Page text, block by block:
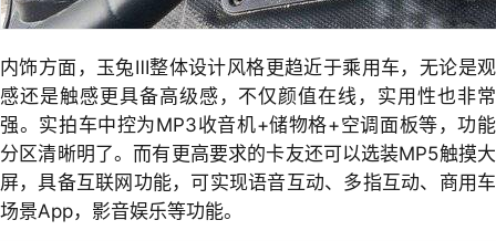
内饰方面，玉兔Ⅲ整体设计风格更趋近于乘用车，无论是观
感还是触感更具备高级感，不仅颜值在线，实用性也非常
强。实拍车中控为MP3收音机+储物格+空调面板等，功能
分区清晰明了。而有更高要求的卡友还可以选装MP5触摸大
屏，具备互联网功能，可实现语音互动、多指互动、商用车
场景App，影音娱乐等功能。